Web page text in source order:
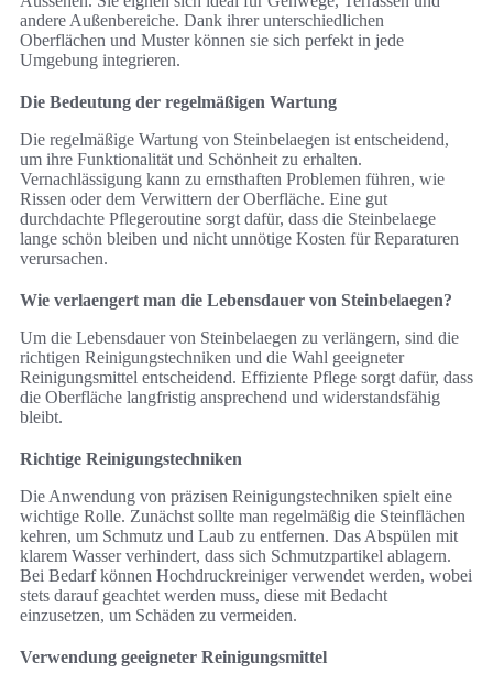
andere Außenbereiche. Dank ihrer unterschiedlichen
Oberflächen und Muster können sie sich perfekt in jede
Umgebung integrieren.
Die Bedeutung der regelmäßigen Wartung
Die regelmäßige Wartung von Steinbelaegen ist entscheidend,
um ihre Funktionalität und Schönheit zu erhalten.
Vernachlässigung kann zu ernsthaften Problemen führen, wie
Rissen oder dem Verwittern der Oberfläche. Eine gut
durchdachte Pflegeroutine sorgt dafür, dass die Steinbelaege
lange schön bleiben und nicht unnötige Kosten für Reparaturen
verursachen.
Wie verlaengert man die Lebensdauer von Steinbelaegen?
Um die Lebensdauer von Steinbelaegen zu verlängern, sind die
richtigen Reinigungstechniken und die Wahl geeigneter
Reinigungsmittel entscheidend. Effiziente Pflege sorgt dafür, dass
die Oberfläche langfristig ansprechend und widerstandsfähig
bleibt.
Richtige Reinigungstechniken
Die Anwendung von präzisen Reinigungstechniken spielt eine
wichtige Rolle. Zunächst sollte man regelmäßig die Steinflächen
kehren, um Schmutz und Laub zu entfernen. Das Abspülen mit
klarem Wasser verhindert, dass sich Schmutzpartikel ablagern.
Bei Bedarf können Hochdruckreiniger verwendet werden, wobei
stets darauf geachtet werden muss, diese mit Bedacht
einzusetzen, um Schäden zu vermeiden.
Verwendung geeigneter Reinigungsmittel